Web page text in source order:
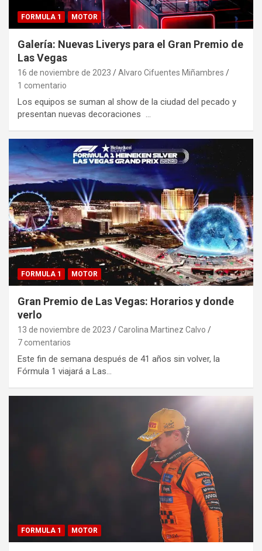
FORMULA 1 MOTOR
Galería: Nuevas Liverys para el Gran Premio de
Las Vegas
16 de noviembre de 2023
Alvaro Cifuentes Miñambres
1 comentario
Los equipos se suman al show de la ciudad del pecado y
presentan nuevas decoraciones …
FORMULA 1 MOTOR
Gran Premio de Las Vegas: Horarios y donde
verlo
13 de noviembre de 2023
Carolina Martinez Calvo
7 comentarios
Este fin de semana después de 41 años sin volver, la
Fórmula 1 viajará a Las…
FORMULA 1 MOTOR